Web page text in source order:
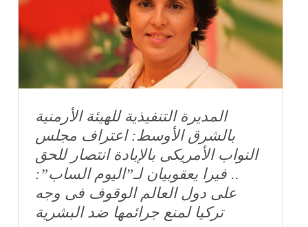
المديرة التنفيذية للهيئة الأرمنية
بالشرق الأوسط: اعتراف مجلس
النواب الأمريكى بالإبادة انتصار للحق
.. فيرا يعقوبيان لـ”اليوم الساب”:
على دول العالم الوقوف فى وجه
تركيا لمنع جرائمها ضد البشرية